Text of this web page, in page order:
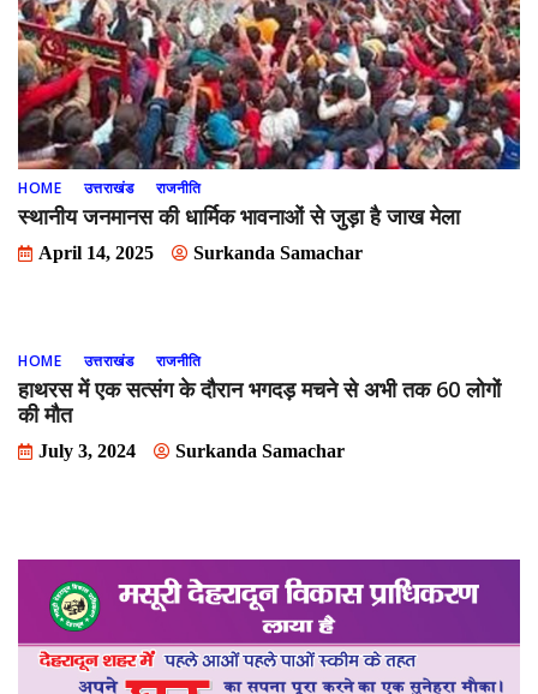
HOME उत्तराखंड राजनीति
स्थानीय जनमानस की धार्मिक भावनाओं से जुड़ा है जाख मेला
April 14, 2025 Surkanda Samachar
HOME उत्तराखंड राजनीति
हाथरस में एक सत्संग के दौरान भगदड़ मचने से अभी तक 60 लोगों
की मौत
July 3, 2024 Surkanda Samachar